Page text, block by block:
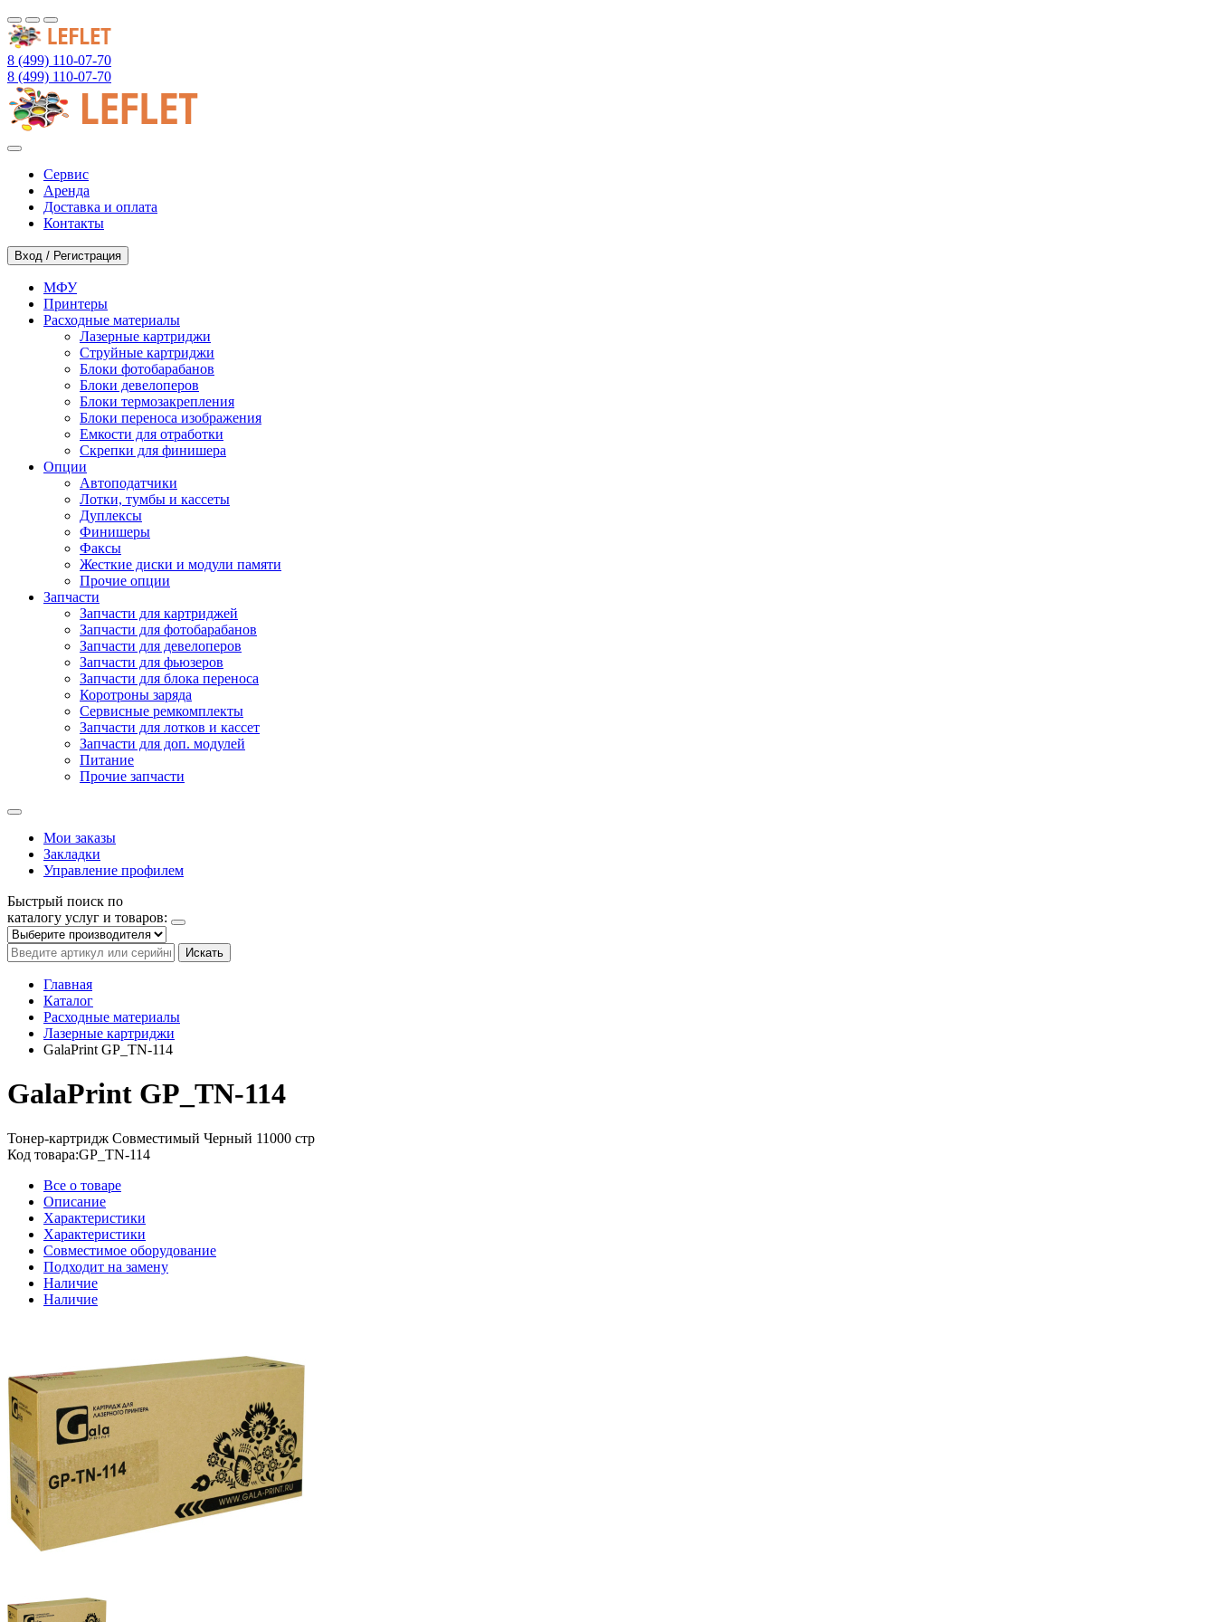
8 (499) 110-07-70
8 (499) 110-07-70
Сервис
Аренда
Доставка и оплата
Контакты
Вход / Регистрация
МФУ
Принтеры
Расходные материалы
Лазерные картриджи
Струйные картриджи
Блоки фотобарабанов
Блоки девелоперов
Блоки термозакрепления
Блоки переноса изображения
Емкости для отработки
Скрепки для финишера
Опции
Автоподатчики
Лотки, тумбы и кассеты
Дуплексы
Финишеры
Факсы
Жесткие диски и модули памяти
Прочие опции
Запчасти
Запчасти для картриджей
Запчасти для фотобарабанов
Запчасти для девелоперов
Запчасти для фьюзеров
Запчасти для блока переноса
Коротроны заряда
Сервисные ремкомплекты
Запчасти для лотков и кассет
Запчасти для доп. модулей
Питание
Прочие запчасти
Мои заказы
Закладки
Управление профилем
Быстрый поиск по
каталогу услуг и товаров:
Искать
Главная
Каталог
Расходные материалы
Лазерные картриджи
GalaPrint GP_TN-114
GalaPrint GP_TN-114
Тонер-картридж Совместимый Черный 11000 стр
Код товара:GP_TN-114
Все о товаре
Описание
Характеристики
Характеристики
Совместимое оборудование
Подходит на замену
Наличие
Наличие